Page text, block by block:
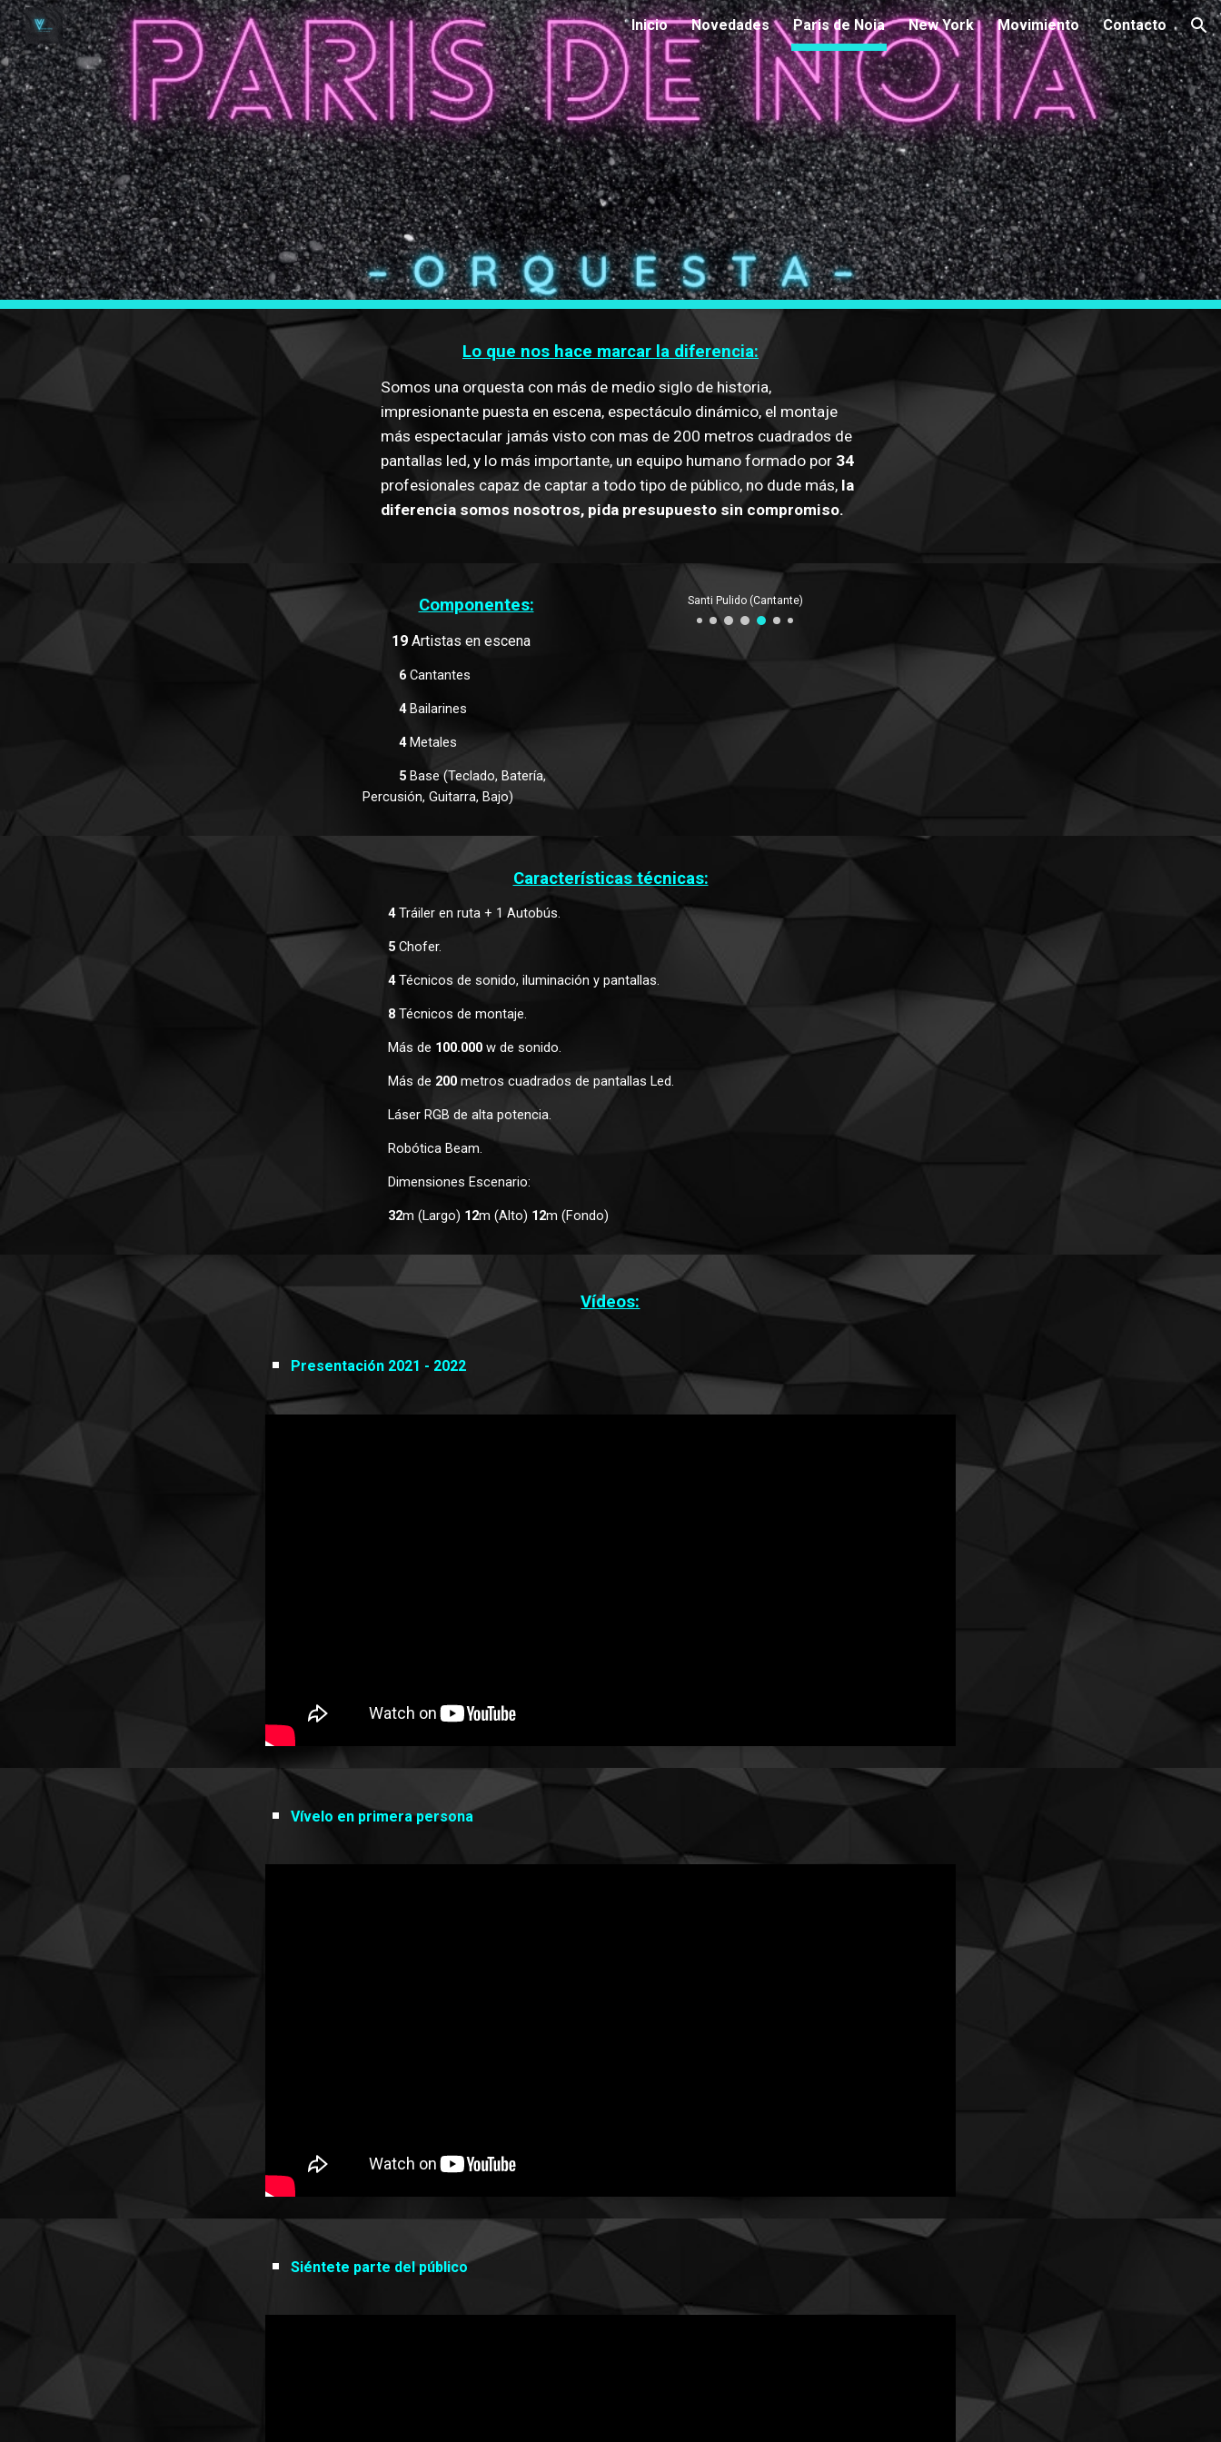
Skip to main content Skip to navigation
Inicio Novedades Paris de Noia New York Movimiento Contacto
Lo que nos hace marcar la diferencia:
Somos una orquesta con más de medio siglo de historia,
impresionante puesta en escena, espectáculo dinámico, el montaje
más espectacular jamás visto con mas de 200 metros cuadrados de
pantallas led, y lo más importante, un equipo humano formado por 34
profesionales capaz de captar a todo tipo de público, no dude más, la
diferencia somos nosotros, pida presupuesto sin compromiso.
Componentes:
19 Artistas en escena
6 Cantantes
4 Bailarines
4 Metales
5 Base (Teclado, Batería,
Percusión, Guitarra, Bajo)
Lucía Sánchez (Cantante)
Características técnicas:
4 Tráiler en ruta + 1 Autobús.
5 Chofer.
  4
Técnicos de sonido, iluminación y pantallas.
8 Técnicos de montaje.
  Más de
100.000 w de sonido.
  Más de
200 metros cuadrados de pantallas Led.
  Láser RGB de alta potencia.
  Robótica Beam.
  Dimensiones Escenario:
32m (Largo) 12m (Alto) 12m (Fondo)
Vídeos:
Presentación 2021 - 2022
Vívelo en primera persona
Siéntete parte del público